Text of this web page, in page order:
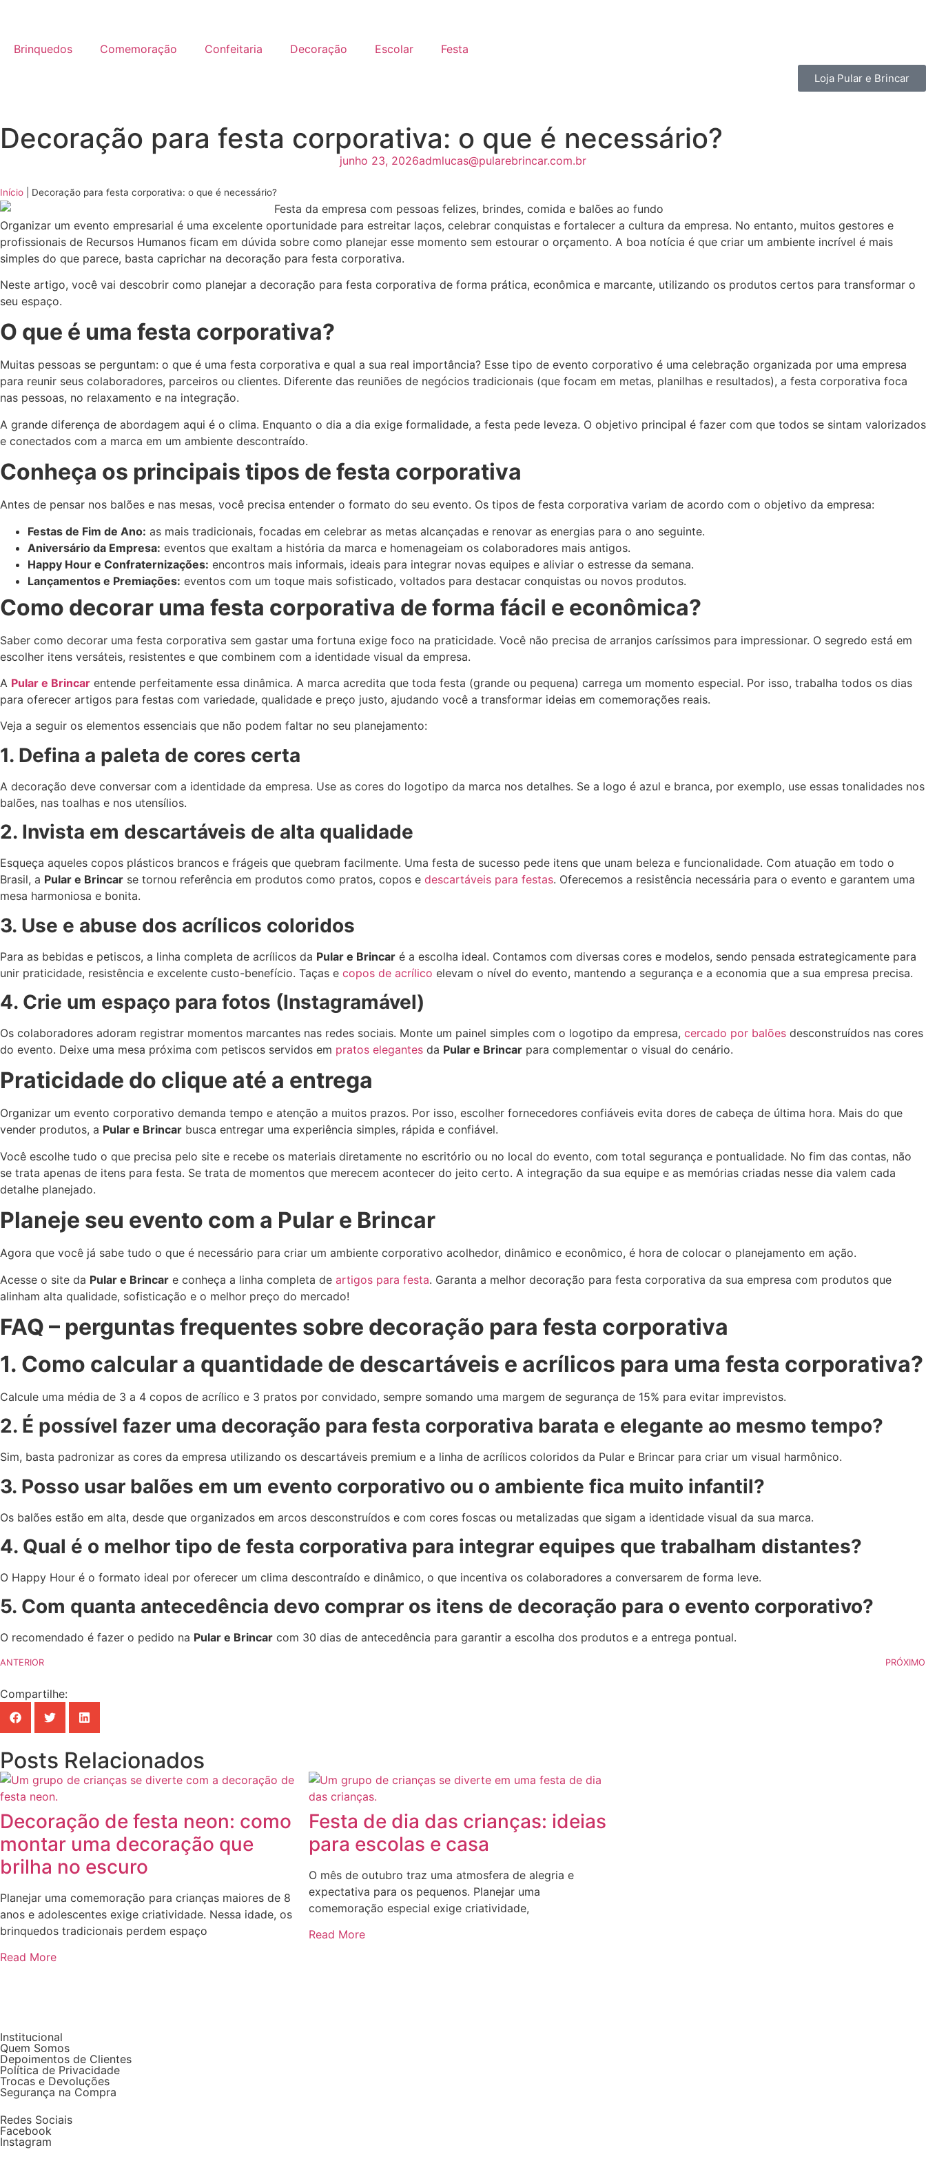
Brinquedos Comemoração Confeitaria Decoração Escolar Festa
Loja Pular e Brincar
Decoração para festa corporativa: o que é necessário?
junho 23, 2026admlucas@pularebrincar.com.br
Início Decoração para festa corporativa: o que é necessário?
Organizar um evento empresarial é uma excelente oportunidade para estreitar laços, celebrar conquistas e fortalecer a cultura da empresa. No entanto, muitos gestores e
profissionais de Recursos Humanos ficam em dúvida sobre como planejar esse momento sem estourar o orçamento. A boa notícia é que criar um ambiente incrível é mais
simples do que parece, basta caprichar na decoração para festa corporativa.
Neste artigo, você vai descobrir como planejar a decoração para festa corporativa de forma prática, econômica e marcante, utilizando os produtos certos para transformar o
seu espaço.
O que é uma festa corporativa?
Muitas pessoas se perguntam: o que é uma festa corporativa e qual a sua real importância? Esse tipo de evento corporativo é uma celebração organizada por uma empresa
para reunir seus colaboradores, parceiros ou clientes. Diferente das reuniões de negócios tradicionais (que focam em metas, planilhas e resultados), a festa corporativa foca
nas pessoas, no relaxamento e na integração.
A grande diferença de abordagem aqui é o clima. Enquanto o dia a dia exige formalidade, a festa pede leveza. O objetivo principal é fazer com que todos se sintam valorizados
e conectados com a marca em um ambiente descontraído.
Conheça os principais tipos de festa corporativa
Antes de pensar nos balões e nas mesas, você precisa entender o formato do seu evento. Os tipos de festa corporativa variam de acordo com o objetivo da empresa:
Festas de Fim de Ano: as mais tradicionais, focadas em celebrar as metas alcançadas e renovar as energias para o ano seguinte.
Aniversário da Empresa: eventos que exaltam a história da marca e homenageiam os colaboradores mais antigos.
Happy Hour e Confraternizações: encontros mais informais, ideais para integrar novas equipes e aliviar o estresse da semana.
Lançamentos e Premiações: eventos com um toque mais sofisticado, voltados para destacar conquistas ou novos produtos.
Como decorar uma festa corporativa de forma fácil e econômica?
Saber como decorar uma festa corporativa sem gastar uma fortuna exige foco na praticidade. Você não precisa de arranjos caríssimos para impressionar. O segredo está em
escolher itens versáteis, resistentes e que combinem com a identidade visual da empresa.
A Pular e Brincar entende perfeitamente essa dinâmica. A marca acredita que toda festa (grande ou pequena) carrega um momento especial. Por isso, trabalha todos os dias
para oferecer artigos para festas com variedade, qualidade e preço justo, ajudando você a transformar ideias em comemorações reais.
Veja a seguir os elementos essenciais que não podem faltar no seu planejamento:
1. Defina a paleta de cores certa
A decoração deve conversar com a identidade da empresa. Use as cores do logotipo da marca nos detalhes. Se a logo é azul e branca, por exemplo, use essas tonalidades nos
balões, nas toalhas e nos utensílios.
2. Invista em descartáveis de alta qualidade
Esqueça aqueles copos plásticos brancos e frágeis que quebram facilmente. Uma festa de sucesso pede itens que unam beleza e funcionalidade. Com atuação em todo o
Brasil, a Pular e Brincar se tornou referência em produtos como pratos, copos e descartáveis para festas. Oferecemos a resistência necessária para o evento e garantem uma
mesa harmoniosa e bonita.
3. Use e abuse dos acrílicos coloridos
Para as bebidas e petiscos, a linha completa de acrílicos da Pular e Brincar é a escolha ideal. Contamos com diversas cores e modelos, sendo pensada estrategicamente para
unir praticidade, resistência e excelente custo-benefício. Taças e copos de acrílico elevam o nível do evento, mantendo a segurança e a economia que a sua empresa precisa.
4. Crie um espaço para fotos (Instagramável)
Os colaboradores adoram registrar momentos marcantes nas redes sociais. Monte um painel simples com o logotipo da empresa, cercado por balões desconstruídos nas cores
do evento. Deixe uma mesa próxima com petiscos servidos em pratos elegantes da Pular e Brincar para complementar o visual do cenário.
Praticidade do clique até a entrega
Organizar um evento corporativo demanda tempo e atenção a muitos prazos. Por isso, escolher fornecedores confiáveis evita dores de cabeça de última hora. Mais do que
vender produtos, a Pular e Brincar busca entregar uma experiência simples, rápida e confiável.
Você escolhe tudo o que precisa pelo site e recebe os materiais diretamente no escritório ou no local do evento, com total segurança e pontualidade. No fim das contas, não
se trata apenas de itens para festa. Se trata de momentos que merecem acontecer do jeito certo. A integração da sua equipe e as memórias criadas nesse dia valem cada
detalhe planejado.
Planeje seu evento com a Pular e Brincar
Agora que você já sabe tudo o que é necessário para criar um ambiente corporativo acolhedor, dinâmico e econômico, é hora de colocar o planejamento em ação.
Acesse o site da Pular e Brincar e conheça a linha completa de artigos para festa. Garanta a melhor decoração para festa corporativa da sua empresa com produtos que
alinham alta qualidade, sofisticação e o melhor preço do mercado!
FAQ – perguntas frequentes sobre decoração para festa corporativa
1. Como calcular a quantidade de descartáveis e acrílicos para uma festa corporativa?
Calcule uma média de 3 a 4 copos de acrílico e 3 pratos por convidado, sempre somando uma margem de segurança de 15% para evitar imprevistos.
2. É possível fazer uma decoração para festa corporativa barata e elegante ao mesmo tempo?
Sim, basta padronizar as cores da empresa utilizando os descartáveis premium e a linha de acrílicos coloridos da Pular e Brincar para criar um visual harmônico.
3. Posso usar balões em um evento corporativo ou o ambiente fica muito infantil?
Os balões estão em alta, desde que organizados em arcos desconstruídos e com cores foscas ou metalizadas que sigam a identidade visual da sua marca.
4. Qual é o melhor tipo de festa corporativa para integrar equipes que trabalham distantes?
O Happy Hour é o formato ideal por oferecer um clima descontraído e dinâmico, o que incentiva os colaboradores a conversarem de forma leve.
5. Com quanta antecedência devo comprar os itens de decoração para o evento corporativo?
O recomendado é fazer o pedido na Pular e Brincar com 30 dias de antecedência para garantir a escolha dos produtos e a entrega pontual.
ANTERIOR PRÓXIMO
Compartilhe:
Posts Relacionados
Decoração de festa neon: como
montar uma decoração que
brilha no escuro
Planejar uma comemoração para crianças maiores de 8
anos e adolescentes exige criatividade. Nessa idade, os
brinquedos tradicionais perdem espaço
Read More
Festa de dia das crianças: ideias
para escolas e casa
O mês de outubro traz uma atmosfera de alegria e
expectativa para os pequenos. Planejar uma
comemoração especial exige criatividade,
Read More
Institucional
Quem Somos
Depoimentos de Clientes
Política de Privacidade
Trocas e Devoluções
Segurança na Compra
Redes Sociais
Facebook
Instagram